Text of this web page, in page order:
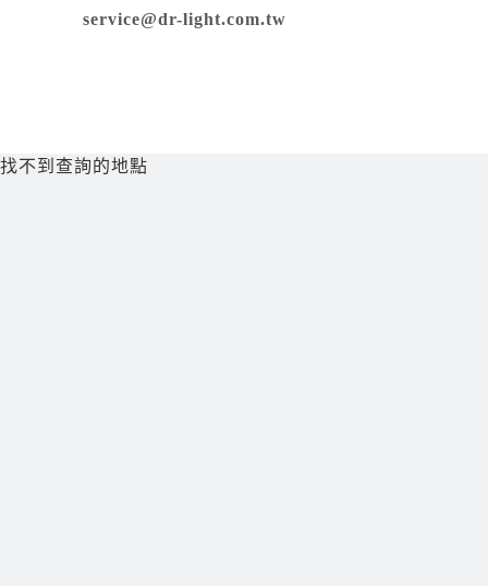
service@dr-light.com.tw
找不到查詢的地點